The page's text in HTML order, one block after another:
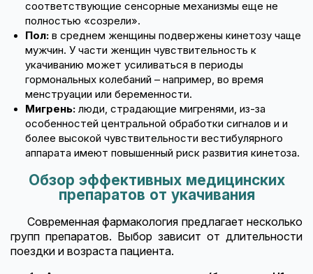
соответствующие сенсорные механизмы еще не
полностью «созрели».
Пол:в среднем женщины подвержены кинетозу чаще
мужчин. У части женщин чувствительность к
укачиванию может усиливаться в периоды
гормональных колебаний – например, во время
менструации или беременности.
Мигрень:люди, страдающие мигренями, из-за
особенностей центральной обработки сигналов и и
более высокой чувствительности вестибулярного
аппарата имеют повышенный риск развития кинетоза.
Обзор эффективных медицинских
препаратов от укачивания
Современная фармакология предлагает несколько
групп препаратов. Выбор зависит от длительности
поездки и возраста пациента.